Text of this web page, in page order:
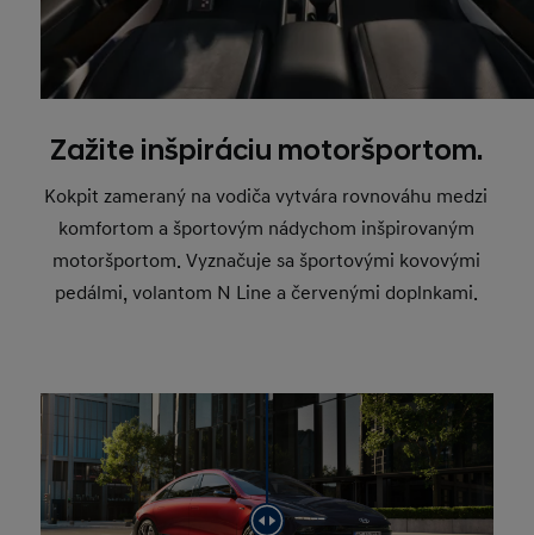
Zažite inšpiráciu motoršportom.
Kokpit zameraný na vodiča vytvára rovnováhu medzi
komfortom a športovým nádychom inšpirovaným
motoršportom. Vyznačuje sa športovými kovovými
pedálmi, volantom N Line a červenými doplnkami.